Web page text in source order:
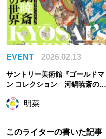
EVENT 2026.02.13
サントリー美術館『ゴールドマ
ン コレクション 河鍋暁斎の世
件が来日！
明菜
このライターの書いた記事